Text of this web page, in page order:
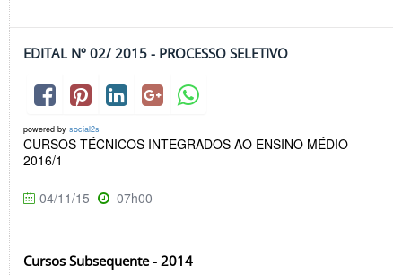
EDITAL Nº 02/ 2015 - PROCESSO SELETIVO
powered by social2s
CURSOS TÉCNICOS INTEGRADOS AO ENSINO MÉDIO
2016/1
04/11/15 07h00
Cursos Subsequente - 2014